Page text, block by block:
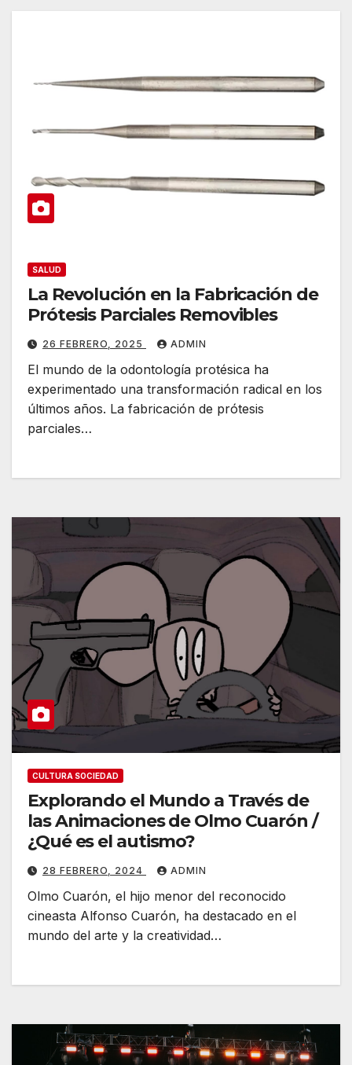
SALUD
La Revolución en la Fabricación de
Prótesis Parciales Removibles
26 FEBRERO, 2025 ADMIN
El mundo de la odontología protésica ha
experimentado una transformación radical en los
últimos años. La fabricación de prótesis
parciales…
CULTURA SOCIEDAD
Explorando el Mundo a Través de
las Animaciones de Olmo Cuarón /
¿Qué es el autismo?
28 FEBRERO, 2024 ADMIN
Olmo Cuarón, el hijo menor del reconocido
cineasta Alfonso Cuarón, ha destacado en el
mundo del arte y la creatividad…